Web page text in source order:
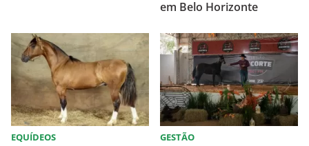
em Belo Horizonte
EQUÍDEOS GESTÃO